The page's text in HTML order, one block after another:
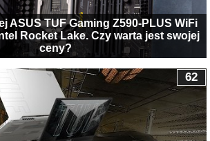
ASUS TUF Gaming Z590-PLUS WiFi
Rocket Lake. Czy warta jest swojej
ceny?
62